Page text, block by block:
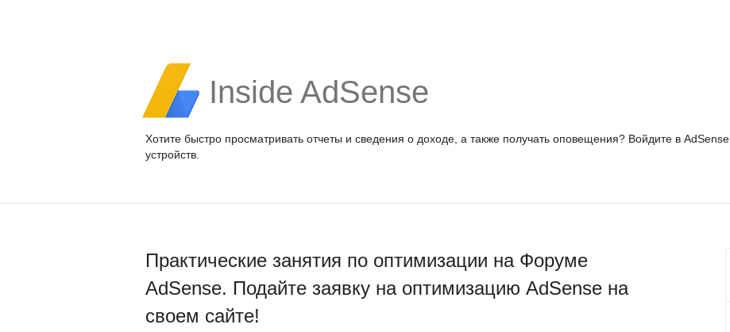
Inside AdSense
Хотите быстро просматривать отчеты и сведения о доходе, а также получать оповещения? Войдите в AdSense
устройств.
Практические занятия по оптимизации на Форуме
AdSense. Подайте заявку на оптимизацию AdSense на
своем сайте!